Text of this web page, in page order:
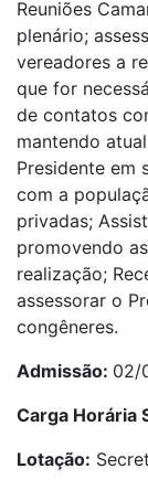
Reuniões
plenário;
vereadores a
que for
de contatos
mantendo
Presidente em
com a
privadas;
promovendo
realização;
assessorar o
congêneres.
Admissão: 02/
Carga Horária
Lotação: